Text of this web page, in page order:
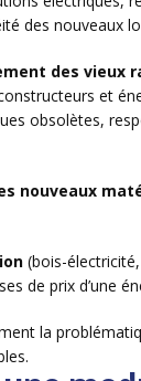
des nouveaux
des vieux
et
obsolètes,
nouveaux
(bois-
de prix d’une
la